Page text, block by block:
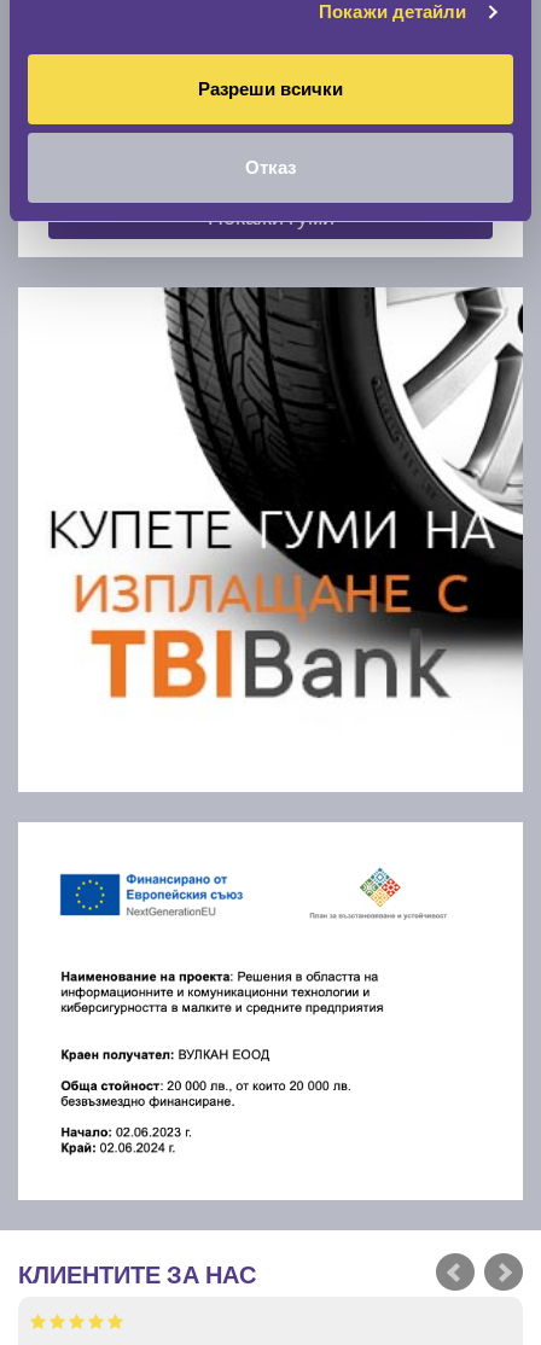
Покажи детайли
Разреши всички
Отказ
Покажи гуми
КЛИЕНТИТЕ ЗА НАС